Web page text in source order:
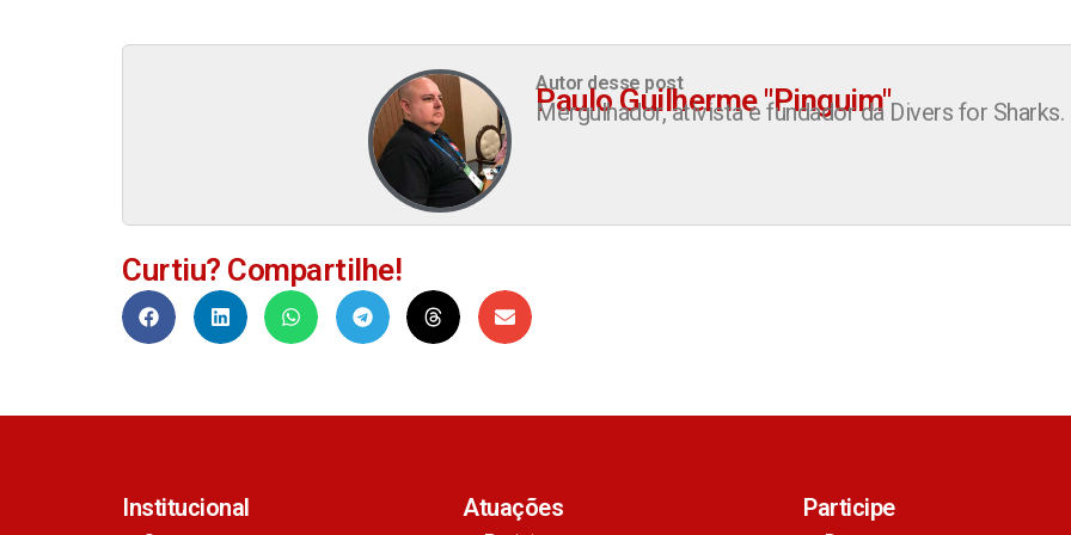
Autor desse post
Paulo Guilherme "Pinguim"
Mergulhador, ativista e fundador da Divers for Sharks.
Curtiu? Compartilhe!
Institucional Atuações Participe